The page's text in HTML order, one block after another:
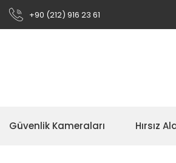
+90 (212) 916 23 61
Güvenlik Kameraları Hırsız